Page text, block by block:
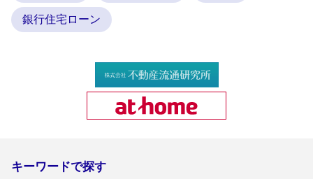
キーワードで探す
銀行住宅ローン